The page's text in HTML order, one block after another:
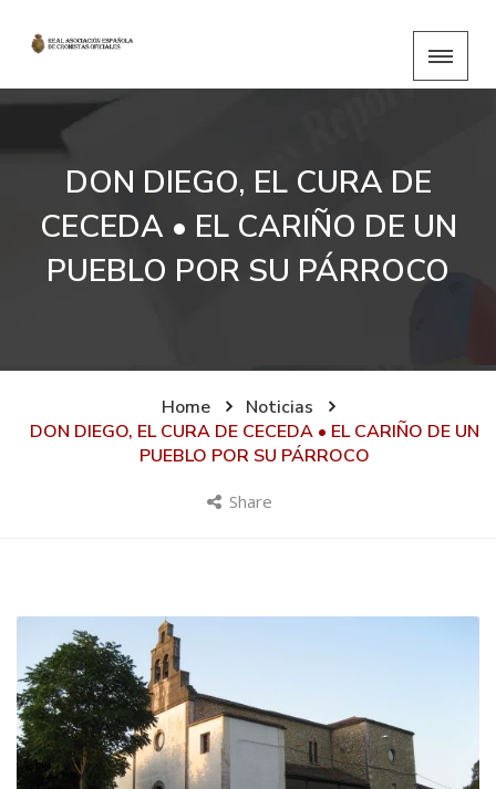
DON DIEGO, EL CURA DE
CECEDA • EL CARIÑO DE UN
PUEBLO POR SU PÁRROCO
Home
Noticias
DON DIEGO, EL CURA DE CECEDA • EL CARIÑO DE UN
PUEBLO POR SU PÁRROCO
Share